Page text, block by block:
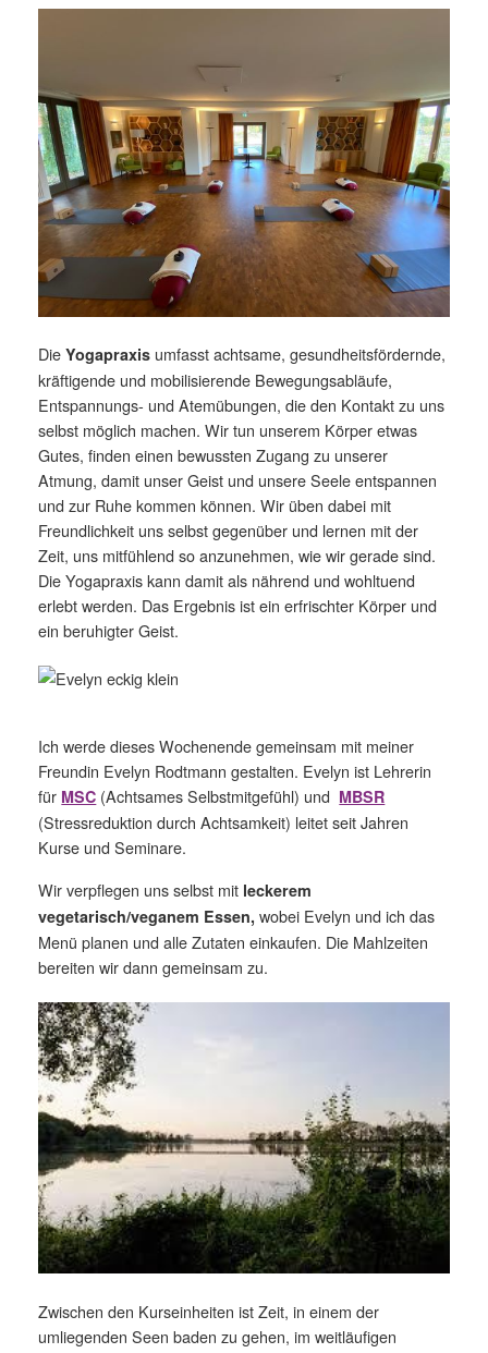
DieYogapraxis umfasst achtsame, gesundheitsfördernde,
kräftigende und mobilisierende Bewegungsabläufe,
Entspannungs- und Atemübungen, die den Kontakt zu uns
selbst möglich machen. Wir tun unserem Körper etwas
Gutes, finden einen bewussten Zugang zu unserer
Atmung, damit unser Geist und unsere Seele entspannen
und zur Ruhe kommen können. Wir üben dabei mit
Freundlichkeit uns selbst gegenüber und lernen mit der
Zeit, uns mitfühlend so anzunehmen, wie wir gerade sind.
Die Yogapraxis kann damit als nährend und wohltuend
erlebt werden. Das Ergebnis ist ein erfrischter Körper und
ein beruhigter Geist.
Ich werde dieses Wochenende gemeinsam mit meiner
Freundin Evelyn Rodtmann gestalten. Evelyn ist Lehrerin
für MSC (Achtsames Selbstmitgefühl) und MBSR
(Stressreduktion durch Achtsamkeit) leitet seit Jahren
Kurse und Seminare.
Wir verpflegen uns selbst mit leckerem
vegetarisch/veganem Essen, wobei Evelyn und ich das
Menü planen und alle Zutaten einkaufen. Die Mahlzeiten
bereiten wir dann gemeinsam zu.
Zwischen den Kurseinheiten ist Zeit, in einem der
umliegenden Seen baden zu gehen, im weitläufigen